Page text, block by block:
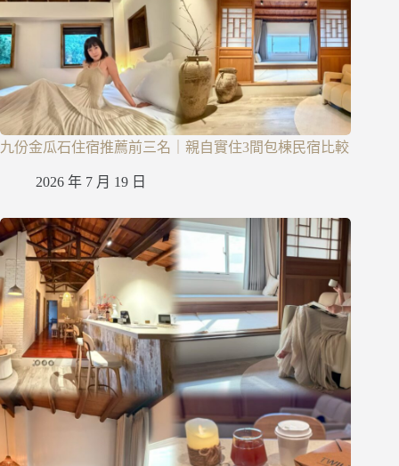
九份金瓜石住宿推薦前三名｜親自實住3間包棟民宿比較
2026 年 7 月 19 日